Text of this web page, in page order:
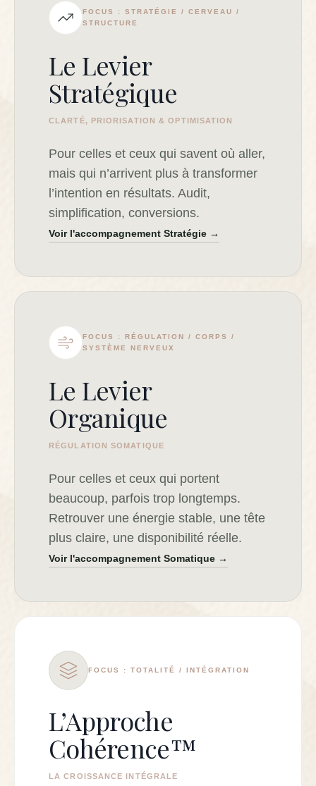
FOCUS : STRATÉGIE / CERVEAU /
STRUCTURE
Le Levier
Stratégique
CLARTÉ, PRIORISATION & OPTIMISATION
Pour celles et ceux qui savent où aller,
mais qui n’arrivent plus à transformer
l’intention en résultats. Audit,
simplification, conversions.
Voir l'accompagnement Stratégie →
FOCUS : RÉGULATION / CORPS /
SYSTÈME NERVEUX
Le Levier
Organique
RÉGULATION SOMATIQUE
Pour celles et ceux qui portent
beaucoup, parfois trop longtemps.
Retrouver une énergie stable, une tête
plus claire, une disponibilité réelle.
Voir l'accompagnement Somatique →
FOCUS : TOTALITÉ / INTÉGRATION
L’Approche
Cohérence™
LA CROISSANCE INTÉGRALE